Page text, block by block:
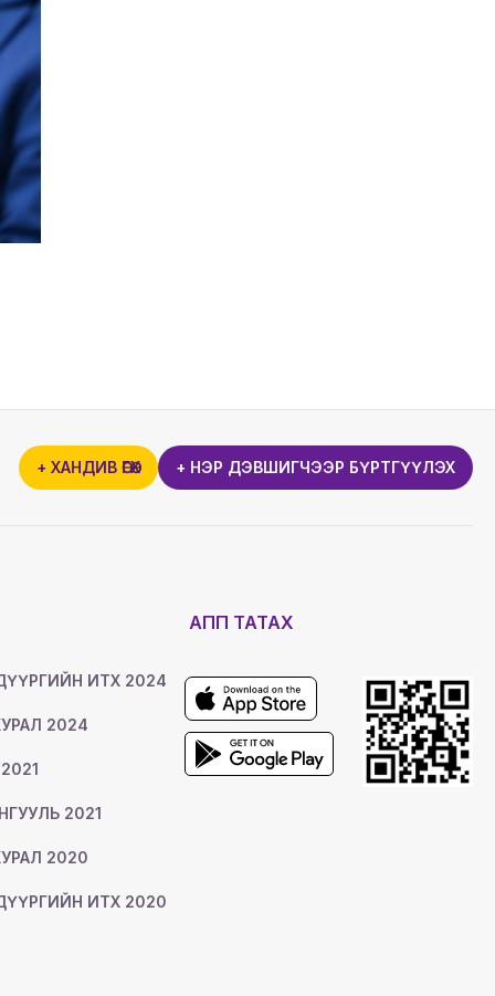
+ ХАНДИВ ӨГӨХ + НЭР ДЭВШИГЧЭЭР БҮРТГҮҮЛЭХ
ИТХ 2024
2024
2021
2020
ИТХ 2020
АПП ТАТАХ